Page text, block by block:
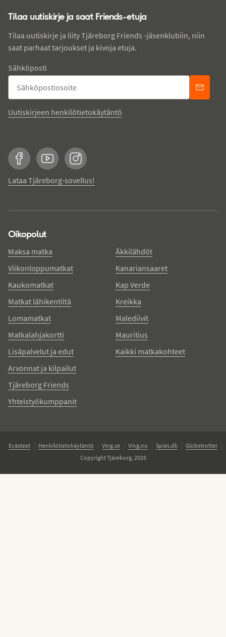
Tilaa uutiskirje ja saat Friends-etuja
Tilaa uutiskirje ja liity Tjäreborg Friends -jäsenklubiin, niin
saat parhaat tarjoukset ja kivoja etuja.
Sähköposti
Uutiskirjeen henkilötietokäytäntö
FacebookYouTubeInstagram
Lataa Tjäreborg-sovellus!
Oikopolut
Maksa matka
Viikonloppumatkat
Kaukomatkat
Matkat lähikentiltä
Lomamatkat
Matkalahjakortti
Lisäpalvelut ja edut
Arvonnat ja kilpailut
Tjäreborg Friends
Yhteistyökumppanit
Äkkilähdöt
Kanariansaaret
Kap Verde
Kreikka
Malediivit
Mauritius
Kaikki matkakohteet
Evästeet Henkilötietokäytäntö Ving.se Ving.no Spies.dk
Globetrotter
Copyright Tjäreborg, 2026